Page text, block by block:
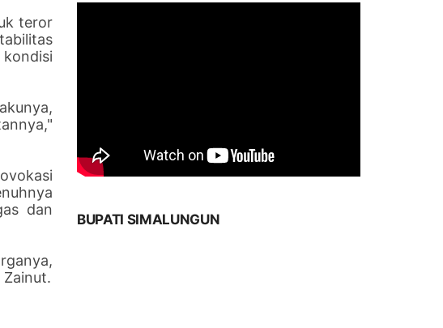
teror
dan
BUPATI SIMALUNGUN